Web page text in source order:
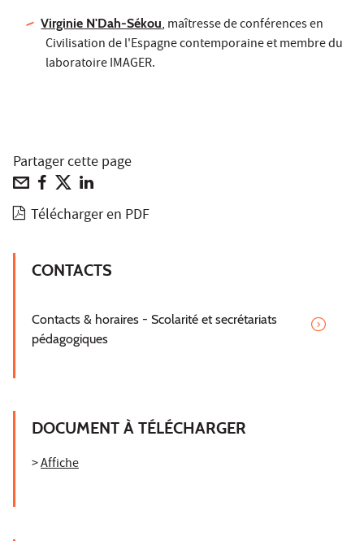
Virginie N'Dah-Sékou, maîtresse de conférences en
Civilisation de l'Espagne contemporaine et membre du
laboratoire IMAGER.
Partager cette page
Télécharger en PDF
CONTACTS
Contacts & horaires - Scolarité et secrétariats
pédagogiques
DOCUMENT À TÉLÉCHARGER
>Affiche